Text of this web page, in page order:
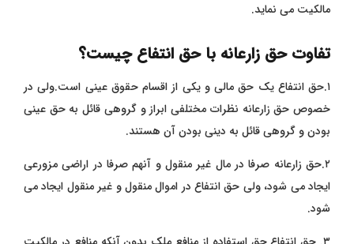
مالکیت می نماید.
تفاوت حق زارعانه با حق انتفاع چیست؟
۱.حق انتفاع یک حق مالی و یکی از اقسام حقوق عینی است.ولی در
خصوص حق زارعانه نظرات مختلفی ابراز و گروهی قائل به حق عینی
بودن و گروهی قائل به دینی بودن آن هستند.
۲.حق زارعانه صرفا در مال غیر منقول و آنهم صرفا در اراضی مزورعی
ایجاد می شود، ولی حق انتفاع در اموال منقول و غیر منقول ایجاد می
شود.